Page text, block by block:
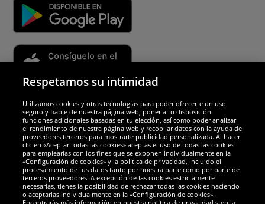
Socios y seguridad
Galardones
Respetamos su intimidad
Utilizamos cookies y otras tecnologías para poder ofrecerte un uso
seguro y fiable de nuestra página web, poner a tu disposición
funciones adicionales basadas en tu elección, así como poder analizar
el rendimiento de nuestra página web y recopilar datos con la ayuda de
proveedores terceros para mostrarte publicidad personalizada. Al hacer
clic en «Aceptar todas las cookies» aceptas el uso de todas las cookies
para emplearlas con los fines que se exponen individualmente en la
«Configuración de cookies» y la política de privacidad, incluido el
procesamiento de tus datos tanto por nuestra parte como por parte de
terceros proveedores. A excepción de las cookies estrictamente
necesarias, tienes la posibilidad de rechazar todas las cookies haciendo
o aceptarlas individualmente en la «Configuración de cookies».